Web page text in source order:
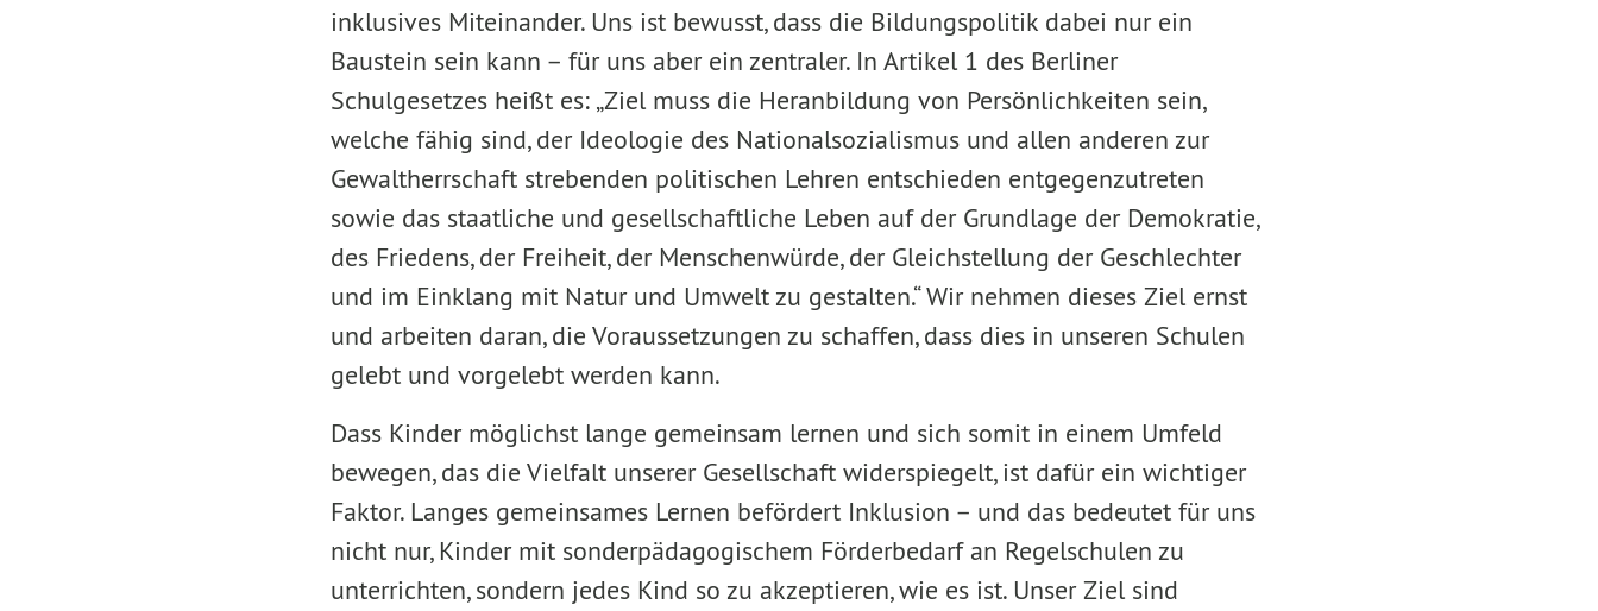
inklusives Miteinander. Uns ist bewusst, dass die Bildungspolitik dabei nur ein
Baustein sein kann – für uns aber ein zentraler. In Artikel 1 des Berliner
Schulgesetzes heißt es: „Ziel muss die Heranbildung von Persönlichkeiten sein,
welche fähig sind, der Ideologie des Nationalsozialismus und allen anderen zur
Gewaltherrschaft strebenden politischen Lehren entschieden entgegenzutreten
sowie das staatliche und gesellschaftliche Leben auf der Grundlage der Demokratie,
des Friedens, der Freiheit, der Menschenwürde, der Gleichstellung der Geschlechter
und im Einklang mit Natur und Umwelt zu gestalten.“ Wir nehmen dieses Ziel ernst
und arbeiten daran, die Voraussetzungen zu schaffen, dass dies in unseren Schulen
gelebt und vorgelebt werden kann.
Dass Kinder möglichst lange gemeinsam lernen und sich somit in einem Umfeld
bewegen, das die Vielfalt unserer Gesellschaft widerspiegelt, ist dafür ein wichtiger
Faktor. Langes gemeinsames Lernen befördert Inklusion – und das bedeutet für uns
nicht nur, Kinder mit sonderpädagogischem Förderbedarf an Regelschulen zu
unterrichten, sondern jedes Kind so zu akzeptieren, wie es ist. Unser Ziel sind